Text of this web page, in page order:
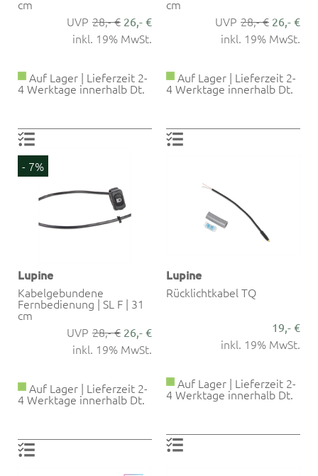
cm
28,- € 26,- €
inkl. 19% MwSt.
Auf Lager | Lieferzeit 2-
4 Werktage innerhalb Dt.
cm
28,- € 26,- €
inkl. 19% MwSt.
Auf Lager | Lieferzeit 2-
4 Werktage innerhalb Dt.
- 7%
Lupine
Kabelgebundene
Fernbedienung | SL F | 31
cm
28,- € 26,- €
inkl. 19% MwSt.
Auf Lager | Lieferzeit 2-
4 Werktage innerhalb Dt.
Lupine
Rücklichtkabel TQ
19,- €
inkl. 19% MwSt.
Auf Lager | Lieferzeit 2-
4 Werktage innerhalb Dt.